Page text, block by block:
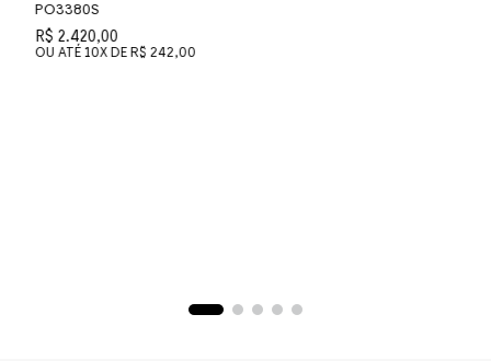
PO3380S
R$ 2.420,00
OU ATÉ 10X DE R$ 242,00